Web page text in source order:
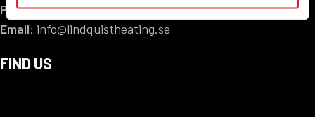
Phone:+46 (0)33-15 04 70
Email: info@lindquistheating.se
FIND US